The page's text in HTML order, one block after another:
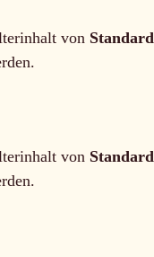
von Standard
von Standard